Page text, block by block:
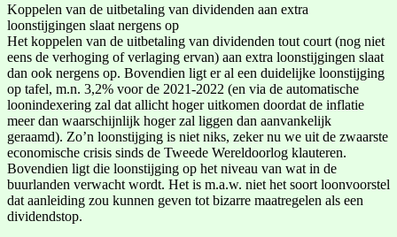
Koppelen van de uitbetaling van dividenden aan extra
loonstijgingen slaat nergens op
Het koppelen van de uitbetaling van dividenden tout court (nog niet
eens de verhoging of verlaging ervan) aan extra loonstijgingen slaat
dan ook nergens op. Bovendien ligt er al een duidelijke loonstijging
op tafel, m.n. 3,2% voor de 2021-2022 (en via de automatische
loonindexering zal dat allicht hoger uitkomen doordat de inflatie
meer dan waarschijnlijk hoger zal liggen dan aanvankelijk
geraamd). Zo’n loonstijging is niet niks, zeker nu we uit de zwaarste
economische crisis sinds de Tweede Wereldoorlog klauteren.
Bovendien ligt die loonstijging op het niveau van wat in de
buurlanden verwacht wordt. Het is m.a.w. niet het soort loonvoorstel
dat aanleiding zou kunnen geven tot bizarre maatregelen als een
dividendstop.